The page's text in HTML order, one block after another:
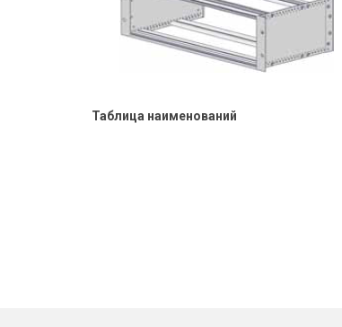
Таблица наименований